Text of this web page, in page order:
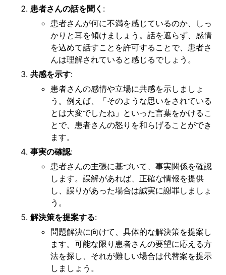
患者さんの話を聞く :
患者さんが何に不満を感じているのか、しっ
かりと耳を傾けましょう。話を遮らず、感情
を込めて話すことを許可することで、患者さ
んは理解されていると感じるでしょう。
共感を示す:
患者さんの感情や立場に共感を示しましょ
う。例えば、「そのような思いをされている
とは大変でしたね」といった言葉をかけるこ
とで、患者さんの怒りを和らげることができ
ます。
事実の確認:
患者さんの主張に基づいて、事実関係を確認
します。誤解があれば、正確な情報を提供
し、誤りがあった場合は誠実に謝罪しましょ
う。
解決策を提案する:
問題解決に向けて、具体的な解決策を提案し
ます。可能な限り患者さんの要望に応える方
法を探し、それが難しい場合は代替案を提示
しましょう。